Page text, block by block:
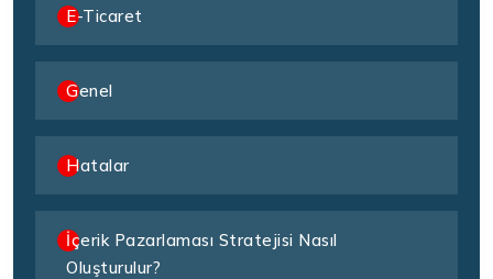
E-Ticaret
Genel
Hatalar
İçerik Pazarlaması Stratejisi Nasıl
Oluşturulur?